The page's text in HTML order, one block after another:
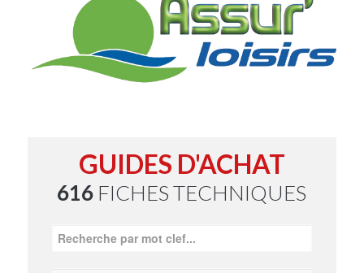
GUIDES D'ACHAT
616 FICHES TECHNIQUES